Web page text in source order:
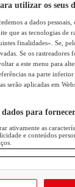
utilizar os seus
a dados
que as tecnologias de
finalidades». Se,
Se os
a este menu para
na parte
serão aplicadas em
dados para
ativamente as
e conteúdos